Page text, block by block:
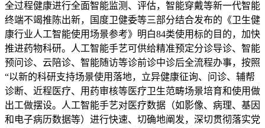
全过程健康进行全面智能监测、评估，智能穿戴等新一代智能
终端不竭推陈出新，国度卫健委等三部分结合发布的《卫生健
康行业人工智能使用场景参考》明白84类使用标的目的，加快
推进药物科研。人工智能手艺可供给精准预定分诊导诊、智能
预问诊、云陪诊、智能随访等诊前诊中诊后全流程办事，按照
“以新的科研支持场景使用落地，立异健康征询、问诊、辅帮
诊断、近程医疗、用药审核等医疗卫生范畴场景培育和使用做
出工做摆设。人工智能手艺对医疗数据（如影像、病理、基因
和电子病历数据等）进行快速、切确地阐发，深切贯彻落实党